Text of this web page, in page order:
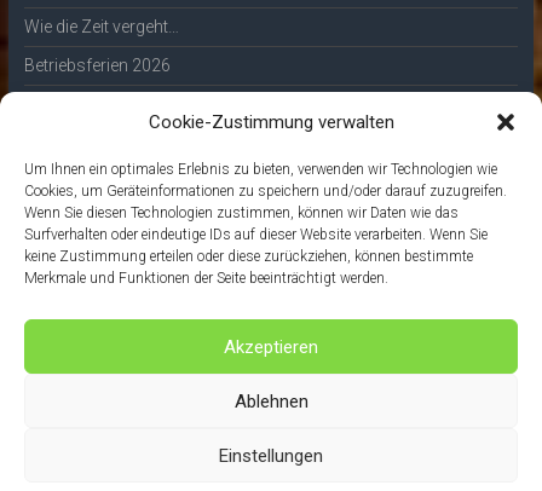
Cookie-Zustimmung verwalten
Um Ihnen ein optimales Erlebnis zu bieten, verwenden wir Technologien wie
Cookies, um Geräteinformationen zu speichern und/oder darauf zuzugreifen.
Wenn Sie diesen Technologien zustimmen, können wir Daten wie das
Surfverhalten oder eindeutige IDs auf dieser Website verarbeiten. Wenn Sie
keine Zustimmung erteilen oder diese zurückziehen, können bestimmte
Merkmale und Funktionen der Seite beeinträchtigt werden.
Akzeptieren
Ablehnen
Einstellungen
Wie die Zeit vergeht…
Betriebsferien 2026
Unsere regionalen Partner
Nationalpark Hunsrück-Hochwald